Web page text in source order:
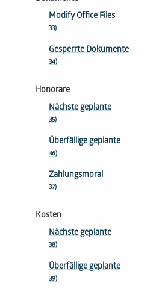
Modify Office Files
33)
Gesperrte Dokumente
34)
Honorare
Nächste geplante
35)
Überfällige geplante
36)
Zahlungsmoral
37)
Kosten
Nächste geplante
38)
Überfällige geplante
39)